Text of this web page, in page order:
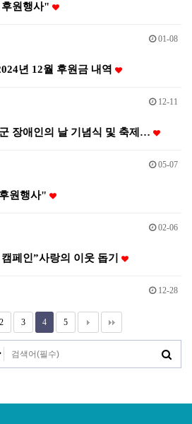
원행사"
01-08
년 12월 후원금 내역
12-11
장애인의 날 기념식 및 축제…
05-07
원행사"
02-06
페인”사랑의 이웃 돕기
12-28
2 3 4 5